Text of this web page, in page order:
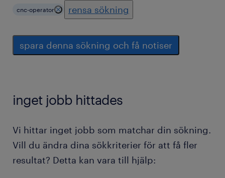
cnc-operator rensa sökning
spara denna sökning och få notiser
inget jobb hittades
Vi hittar inget jobb som matchar din sökning.
Vill du ändra dina sökkriterier för att få fler
resultat? Detta kan vara till hjälp: